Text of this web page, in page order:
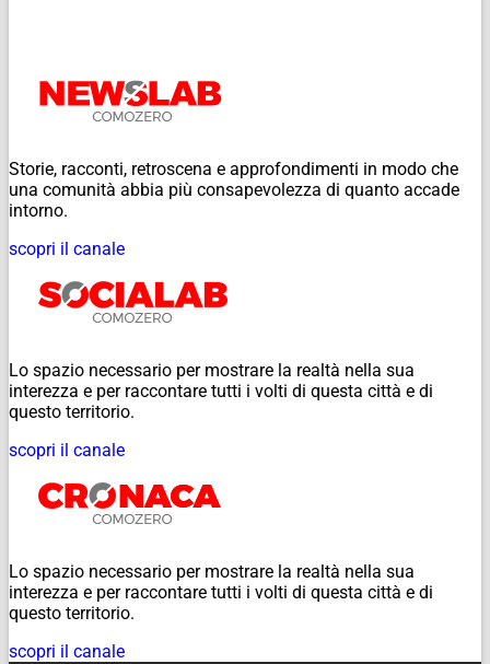
Storie, racconti, retroscena e approfondimenti in modo che
una comunità abbia più consapevolezza di quanto accade
intorno.
scopri il canale
Lo spazio necessario per mostrare la realtà nella sua
interezza e per raccontare tutti i volti di questa città e di
questo territorio.
scopri il canale
Lo spazio necessario per mostrare la realtà nella sua
interezza e per raccontare tutti i volti di questa città e di
questo territorio.
scopri il canale